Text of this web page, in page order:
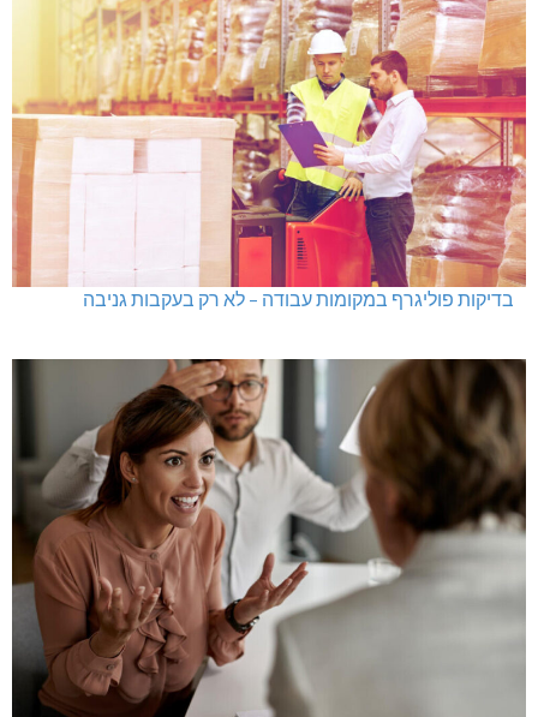
בדיקות פוליגרף במקומות עבודה – לא רק בעקבות גניבה